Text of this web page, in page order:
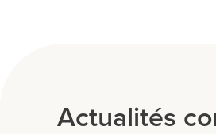
Actualités